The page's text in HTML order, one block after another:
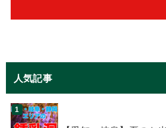
人気記事